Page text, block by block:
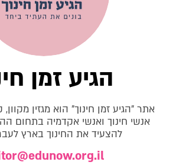
הגיע זמן
אתר "הגיע זמן חינוך" הוא מגזין
אנשי חינוך ואנשי אקדמיה בתחום
להצעיד את החינוך בארץ